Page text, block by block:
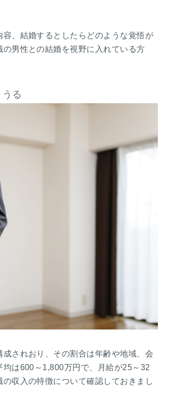
、結婚するとしたらどのような覚悟が
男性との結婚を視野に入れている方
る
されおり、その割合は年齢や地域、会
は600～1,800万円で、月給が25～32
収入の特徴について確認しておきまし